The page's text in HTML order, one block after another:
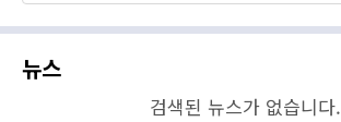
뉴스
검색된 뉴스가 없습니다.